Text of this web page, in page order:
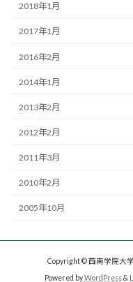
2018年1月
2017年1月
2016年2月
2014年1月
2013年2月
2012年2月
2011年3月
2010年2月
2005年10月
Copyright © 西南学院大
Powered byWordPress&